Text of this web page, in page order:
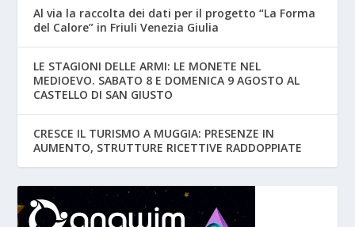
Al via la raccolta dei dati per il progetto “La Forma
del Calore” in Friuli Venezia Giulia
LE STAGIONI DELLE ARMI: LE MONETE NEL
MEDIOEVO. SABATO 8 E DOMENICA 9 AGOSTO AL
CASTELLO DI SAN GIUSTO
CRESCE IL TURISMO A MUGGIA: PRESENZE IN
AUMENTO, STRUTTURE RICETTIVE RADDOPPIATE